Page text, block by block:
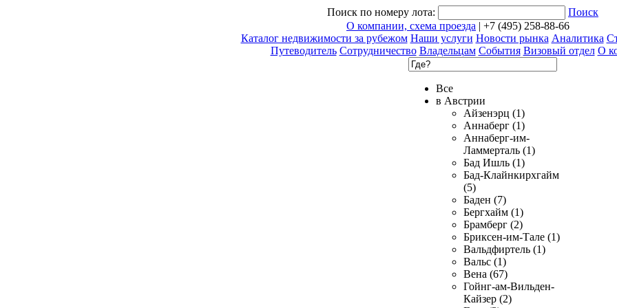
Поиск по номеру лота:
Поиск
О компании, схема проезда | +7 (495) 258-88-66
Каталог недвижимости за рубежом Наши услуги Новости рынка Аналитика
Путеводитель Сотрудничество Владельцам События Визовый отдел О
Все
в Австрии
Айзенэрц (1)
Аннаберг (1)
Аннаберг-им-
Ламмерталь (1)
Бад Ишль (1)
Бад-Клайнкирхгайм
(5)
Баден (7)
Бергхайм (1)
Брамберг (2)
Бриксен-им-Тале (1)
Вальдфиртель (1)
Вальс (1)
Вена (67)
Гойнг-ам-Вильден-
Кайзер (2)